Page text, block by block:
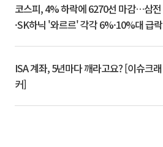
코스피, 4% 하락에 6270선 마감…삼전
·SK하닉 '와르르' 각각 6%·10%대 급락
ISA 계좌, 5년마다 깨라고요? [이슈크래
커]